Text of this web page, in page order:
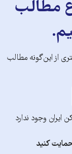
مطالب
از این‌گونه مطالب
وجود ندارد
کنید